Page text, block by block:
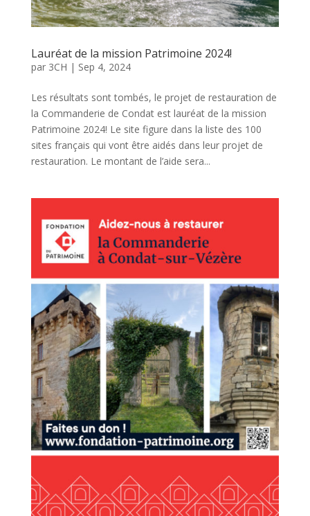
Lauréat de la mission Patrimoine 2024!
par 3CH | Sep 4, 2024
Les résultats sont tombés, le projet de restauration de
la Commanderie de Condat est lauréat de la mission
Patrimoine 2024! Le site figure dans la liste des 100
sites français qui vont être aidés dans leur projet de
restauration. Le montant de l’aide sera...